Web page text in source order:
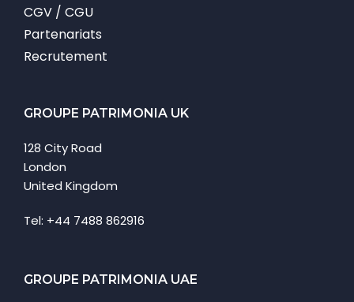
CGV / CGU
Partenariats
Recrutement
GROUPE PATRIMONIA UK
128 City Road
London
United Kingdom
Tel: +44 7488 862916
GROUPE PATRIMONIA UAE